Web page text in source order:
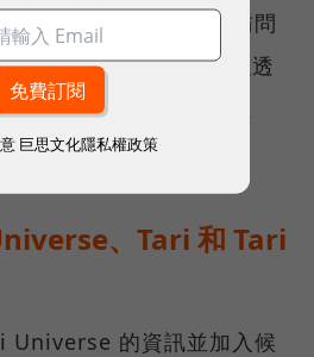
Universe 感興趣的人訪問
入候補名單。用戶可以透
他們在候補名單上的位
、Tari 和 Tari
Universe 的資訊並加入候
巨思文化隱私權政策